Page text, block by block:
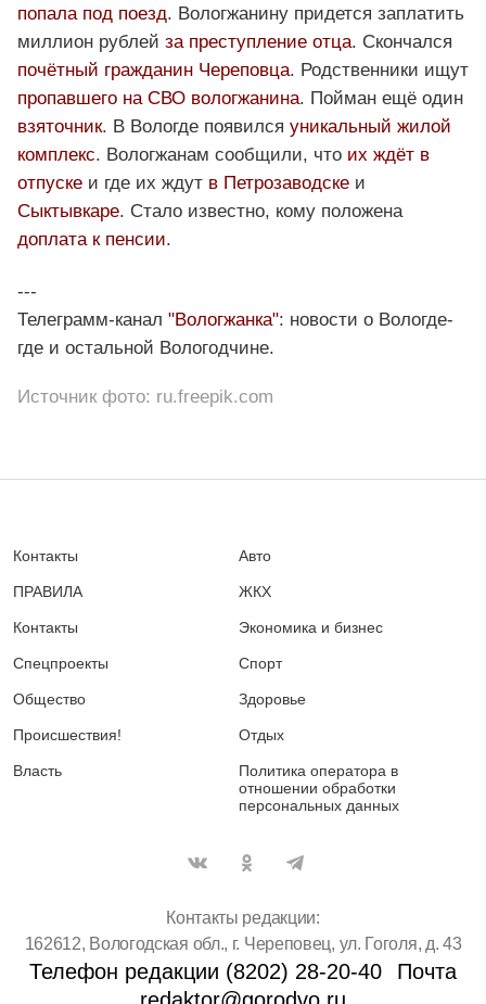
попала под поезд. Вологжанину придется заплатить
миллион рублей за преступление отца. Скончался
почётный гражданин Череповца. Родственники ищут
пропавшего на СВО вологжанина. Пойман ещё один
взяточник. В Вологде появился уникальный жилой
комплекс. Вологжанам сообщили, что их ждёт в
отпуске и где их ждут в Петрозаводске и
Сыктывкаре. Стало известно, кому положена
доплата к пенсии.
---
Телеграмм-канал "Вологжанка": новости о Вологде-
где и остальной Вологодчине.
Источник фото: ru.freepik.com
Контакты
ПРАВИЛА
Контакты
Спецпроекты
Общество
Происшествия!
Власть
Авто
ЖКХ
Экономика и бизнес
Спорт
Здоровье
Отдых
Политика оператора в
отношении обработки
персональных данных
Контакты редакции:
162612, Вологодская обл., г. Череповец, ул. Гоголя, д. 43
Телефон редакции (8202) 28-20-40
Почта